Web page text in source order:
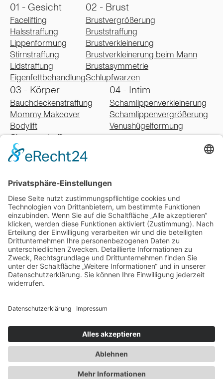
01 - Gesicht
Facelifting
Halsstraffung
Lippenformung
Stirnstraffung
Lidstraffung
Eigenfettbehandlung
02 - Brust
Brustvergrößerung
Bruststraffung
Brustverkleinerung
Brustverkleinerung beim Mann
Brustasymmetrie
Schlupfwarzen
03 - Körper
Bauchdeckenstraffung
Mommy Makeover
Bodylift
Oberarmstraffung
Oberschenkelstraffung
Gesäßstraffung
Lipödem
Schweißdrüsenbehandlung
Narbenbehandlung
04 - Intim
Schamlippenverkleinerung
Schamlippenvergrößerung
Venushügelformung
05 - Falten
Faltenbehandlung mit Botox
Faltenbehandlung mit Filler
Faltenbehandlung mit Eigenfett
Laserbehandlungen
PRP